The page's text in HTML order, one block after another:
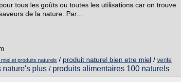
tous les goûts ou toutes les utilisations car on trouve
de la nature. Par...
et produits naturels / produit naturel bien etre miel / vente
nature's plus / produits alimentaires 100 naturels